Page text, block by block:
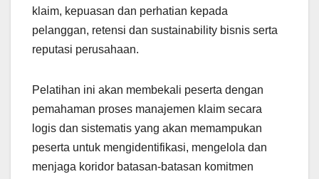
klaim, kepuasan dan perhatian kepada
pelanggan, retensi dan sustainability bisnis serta
reputasi perusahaan.
Pelatihan ini akan membekali peserta dengan
pemahaman proses manajemen klaim secara
logis dan sistematis yang akan memampukan
peserta untuk mengidentifikasi, mengelola dan
menjaga koridor batasan-batasan komitmen